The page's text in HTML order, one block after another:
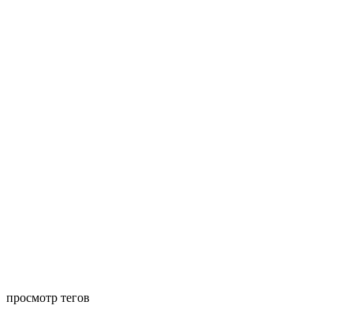
просмотр тегов